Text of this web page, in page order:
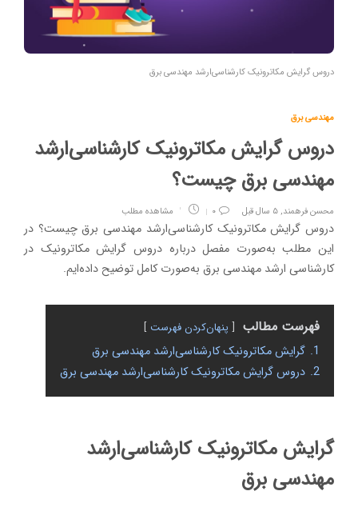
دروس گرایش مکاترونیک کارشناسی‌ارشد مهندسی برق
مهندسی برق
دروس گرایش مکاترونیک کارشناسی‌ارشد
مهندسی برق چیست؟
محسن فرهمند,۵ سال قبل ۰ مشاهده مطلب
دروس گرایش مکاترونیک کارشناسی‌ارشد مهندسی برق چیست؟ در
این مطلب به‌صورت مفصل درباره دروس گرایش مکاترونیک در
کارشناسی ارشد مهندسی برق به‌صورت کامل توضیح داده‌ایم.
فهرست مطالب پنهان‌کردن فهرست
1. گرایش مکاترونیک کارشناسی‌ارشد مهندسی برق
2. دروس گرایش مکاترونیک کارشناسی‌ارشد مهندسی برق
گرایش مکاترونیک کارشناسی‌ارشد
مهندسی برق